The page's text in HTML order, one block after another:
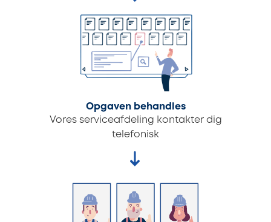
Opgaven behandles
Vores serviceafdeling kontakter dig
telefonisk